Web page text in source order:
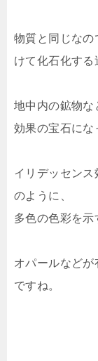
物質と同じなの
けて化石化する
地中内の鉱物な
効果の宝石にな
イリデッセン
のように、
多色の色彩を示
オパールなどが
ですね。